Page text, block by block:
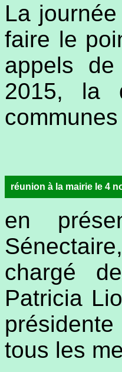
La
faire le
appels
2015, la
réunion à la mairie le 4
en
chargé
Patricia
tous les